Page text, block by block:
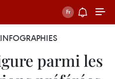
INFOGRAPHIES
parmi les